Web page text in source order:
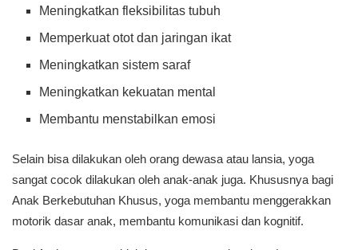
Meningkatkan fleksibilitas tubuh
Memperkuat otot dan jaringan ikat
Meningkatkan sistem saraf
Meningkatkan kekuatan mental
Membantu menstabilkan emosi
Selain bisa dilakukan oleh orang dewasa atau lansia, yoga
sangat cocok dilakukan oleh anak-anak juga. Khususnya bagi
Anak Berkebutuhan Khusus, yoga membantu menggerakkan
motorik dasar anak, membantu komunikasi dan kognitif.